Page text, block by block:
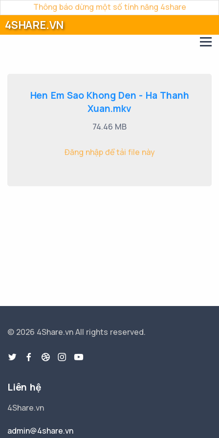
Thông báo dừng một số tính năng 4share
4SHARE.VN
Hen Em Sao Khong Den - Ha Thanh
Xuan.mkv
74.46 MB
Đăng nhập để tải file này
© 2026 4Share.vnAll rights reserved.
Liên hệ
4Share.vn
admin@4share.vn